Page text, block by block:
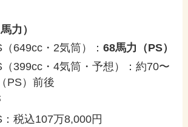
力）
649cc・2気筒）：68馬力（PS）
399cc・4気筒・予想）：約70〜
PS）前後
税込107万8,000円